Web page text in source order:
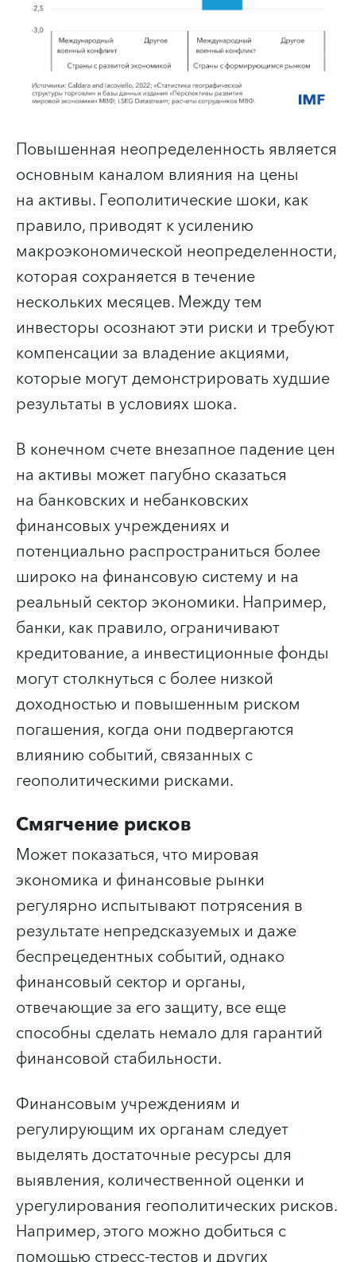
Повышенная неопределенность является
основным каналом влияния на цены
на активы. Геополитические шоки, как
правило, приводят к усилению
макроэкономической неопределенности,
которая сохраняется в течение
нескольких месяцев. Между тем
инвесторы осознают эти риски и требуют
компенсации за владение акциями,
которые могут демонстрировать худшие
результаты в условиях шока.
В конечном счете внезапное падение цен
на активы может пагубно сказаться
на банковских и небанковских
финансовых учреждениях и
потенциально распространиться более
широко на финансовую систему и на
реальный сектор экономики. Например,
банки, как правило, ограничивают
кредитование, а инвестиционные фонды
могут столкнуться с более низкой
доходностью и повышенным риском
погашения, когда они подвергаются
влиянию событий, связанных с
геополитическими рисками.
Смягчение рисков
Может показаться, что мировая
экономика и финансовые рынки
регулярно испытывают потрясения в
результате непредсказуемых и даже
беспрецедентных событий, однако
финансовый сектор и органы,
отвечающие за его защиту, все еще
способны сделать немало для гарантий
финансовой стабильности.
Финансовым учреждениям и
регулирующим их органам следует
выделять достаточные ресурсы для
выявления, количественной оценки и
урегулирования геополитических рисков.
Например, этого можно добиться с